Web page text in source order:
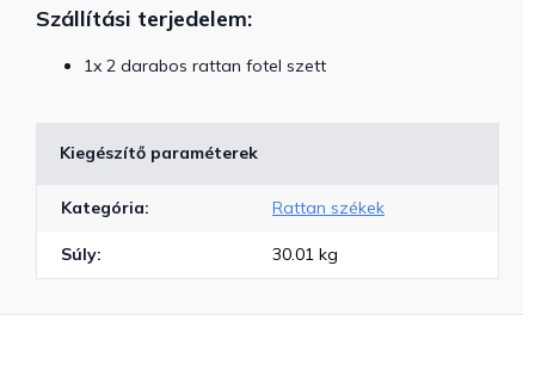
Szállítási terjedelem:
1x 2 darabos rattan fotel szett
Kiegészítő paraméterek
Kategória: Rattan székek
Súly: 30.01 kg